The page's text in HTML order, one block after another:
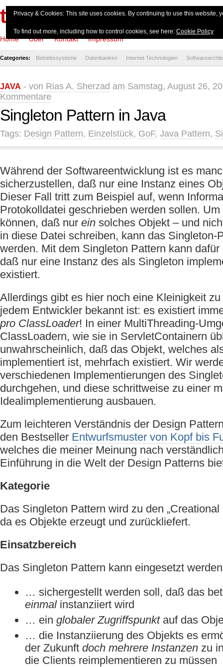
theserverside.de
Home Über Kontakt Impressum
Categories: Betriebssysteme Datenbanken Internet Technologien
JAVA - von Rias A. Sherzad am Samstag, August 26,
Kommentare
Singleton Pattern in Java
Tags: Design Pattern, Einzelstück, GoF, Java Pattern,
Während der Softwareentwicklung ist es
sicherzustellen, daß nur eine Instanz eines
Dieser Fall tritt zum Beispiel auf, wenn
Protokolldatei geschrieben werden sollen.
können, daß nur ein solches Objekt – und
in diese Datei schreiben, kann das Singleton-
werden. Mit dem Singleton Pattern kann
daß nur eine Instanz des als Singleton
existiert.
Allerdings gibt es hier noch eine Kleinigkeit
jedem Entwickler bekannt ist: es existiert
pro ClassLoader! In einer MultiThreading-
ClassLoadern, wie sie in ServletContainern
unwahrscheinlich, daß das Objekt, welches
implementiert ist, mehrfach existiert. Wir
verschiedenen Implementierungen des
durchgehen, und diese schrittweise zu einer
Idealimplementierung ausbauen.
Zum leichteren Verständnis der Design
den Bestseller Entwurfsmuster von Kopf bis
welches die meiner Meinung nach
Einführung in die Welt der Design Patterns
Kategorie
Das Singleton Pattern wird zu den „Creational
da es Objekte erzeugt und zurückliefert.
Einsatzbereich
Das Singleton Pattern kann eingesetzt
… sichergestellt werden soll, daß das
einmalinstanziiert wird
… ein globaler Zugriffspunktauf das
… die Instanziierung des Objekts es
der Zukunft doch mehrere Instanzen zu
die Clients reimplementieren zu müssen
Privacy & Cookies: This site uses cookies. By continuing to use this website,
To find out more, including how to control cookies, see here: Cookie Policy